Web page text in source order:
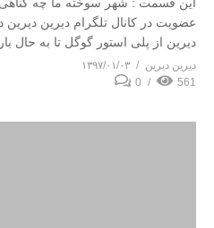
عضویت در کانال تلگرام دیرین دیرین
دیرین از پلی استور گوگل تا به حال
دیرین دیرین
۱۳۹۷/۰۱/۰۳
561
0